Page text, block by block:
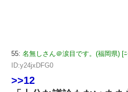
55: 名無しさん＠涙目です。(福岡県) [ﾆ
ID:y24jxDFG0
>>12